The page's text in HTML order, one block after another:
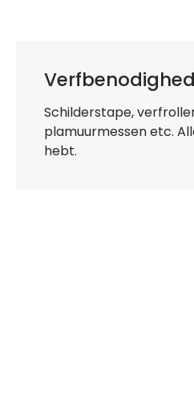
Schilderstape,
plamuurmessen etc.
hebt.